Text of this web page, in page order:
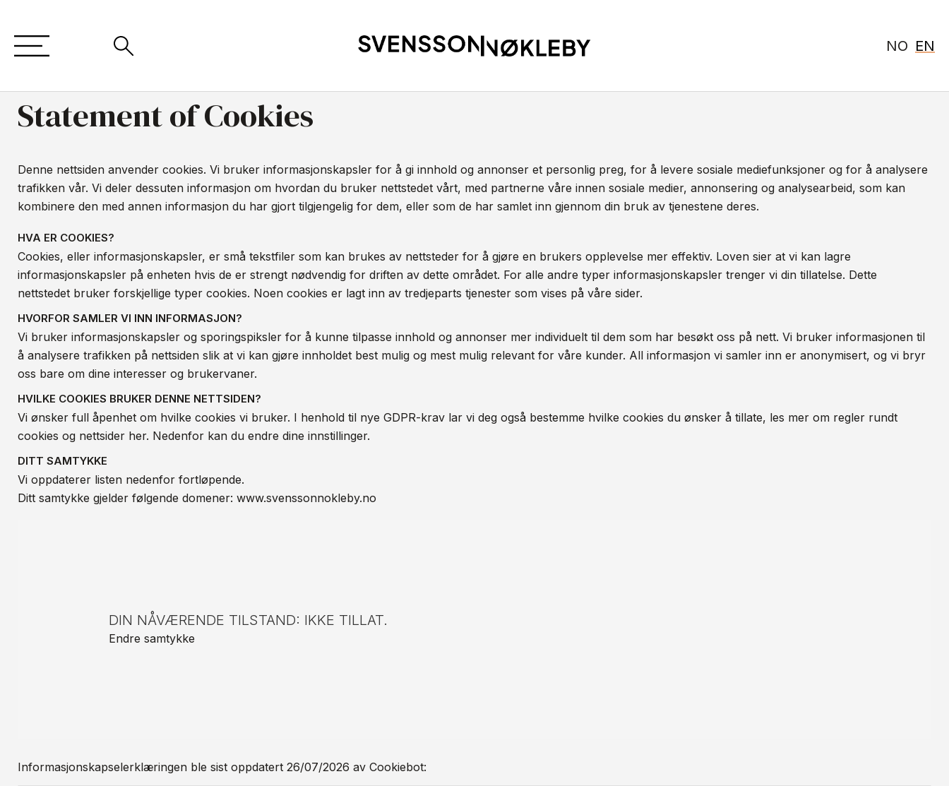
NO EN
Statement of Cookies
Denne nettsiden anvender cookies. Vi bruker informasjonskapsler for å gi innhold og annonser et personlig preg, for å levere sosiale mediefunksjoner og for å analysere
trafikken vår. Vi deler dessuten informasjon om hvordan du bruker nettstedet vårt, med partnerne våre innen sosiale medier, annonsering og analysearbeid, som kan
kombinere den med annen informasjon du har gjort tilgjengelig for dem, eller som de har samlet inn gjennom din bruk av tjenestene deres.
HVA ER COOKIES?
Cookies, eller informasjonskapsler, er små tekstfiler som kan brukes av nettsteder for å gjøre en brukers opplevelse mer effektiv. Loven sier at vi kan lagre
informasjonskapsler på enheten hvis de er strengt nødvendig for driften av dette området. For alle andre typer informasjonskapsler trenger vi din tillatelse. Dette
nettstedet bruker forskjellige typer cookies. Noen cookies er lagt inn av tredjeparts tjenester som vises på våre sider.
HVORFOR SAMLER VI INN INFORMASJON?
Vi bruker informasjonskapsler og sporingspiksler for å kunne tilpasse innhold og annonser mer individuelt til dem som har besøkt oss på nett. Vi bruker informasjonen til
å analysere trafikken på nettsiden slik at vi kan gjøre innholdet best mulig og mest mulig relevant for våre kunder. All informasjon vi samler inn er anonymisert, og vi bryr
oss bare om dine interesser og brukervaner.
HVILKE COOKIES BRUKER DENNE NETTSIDEN?
Vi ønsker full åpenhet om hvilke cookies vi bruker. I henhold til nye GDPR-krav lar vi deg også bestemme hvilke cookies du ønsker å tillate, les mer om regler rundt
cookies og nettsider her. Nedenfor kan du endre dine innstillinger.
DITT SAMTYKKE
Vi oppdaterer listen nedenfor fortløpende.
Ditt samtykke gjelder følgende domener: www.svenssonnokleby.no
DIN NÅVÆRENDE TILSTAND: IKKE TILLAT.
Endre samtykke
Informasjonskapselerklæringen ble sist oppdatert 26/07/2026 av Cookiebot: